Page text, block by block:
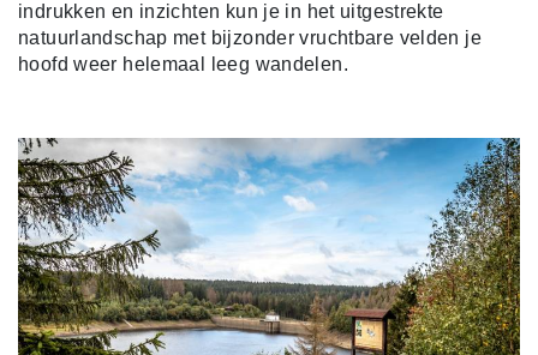
indrukken en inzichten kun je in het uitgestrekte
natuurlandschap met bijzonder vruchtbare velden je
hoofd weer helemaal leeg wandelen.